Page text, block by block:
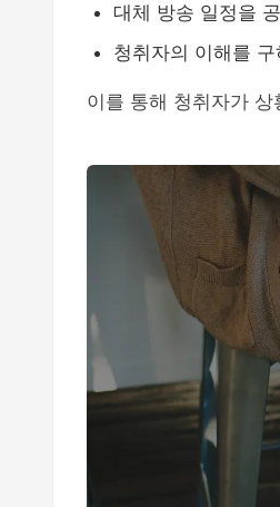
대체 방송 일정을
청취자의 이해를
이를 통해 청취자가